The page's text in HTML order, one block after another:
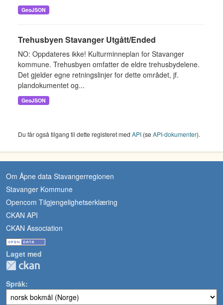
GeoJSON
Trehusbyen Stavanger Utgått/Ended
NO: Oppdateres ikke! Kulturminneplan for Stavanger
kommune. Trehusbyen omfatter de eldre trehusbydelene.
Det gjelder egne retningslinjer for dette området, jf.
plandokumentet og...
GeoJSON
Du får også tilgang til dette registeret med API (seAPI-dokumenter).
Om Åpne data Stavangerregionen
Stavanger Kommune
Opencom Tilgjengelighetserklæring
CKAN API
CKAN Association
Laget med
Språk